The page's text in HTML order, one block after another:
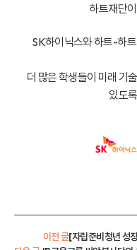
하트재단
SK하이닉스와 하트-하
더 많은 학생들이 미래 기
있도
이전 글[자립준비청년 성